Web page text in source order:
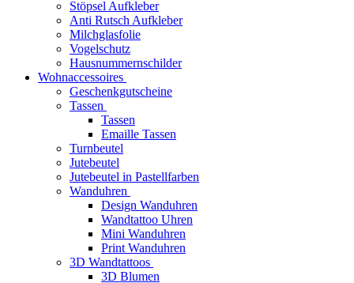
Stöpsel Aufkleber
Anti Rutsch Aufkleber
Milchglasfolie
Vogelschutz
Hausnummernschilder
Wohnaccessoires
Geschenkgutscheine
Tassen
Tassen
Emaille Tassen
Turnbeutel
Jutebeutel
Jutebeutel in Pastellfarben
Wanduhren
Design Wanduhren
Wandtattoo Uhren
Mini Wanduhren
Print Wanduhren
3D Wandtattoos
3D Blumen